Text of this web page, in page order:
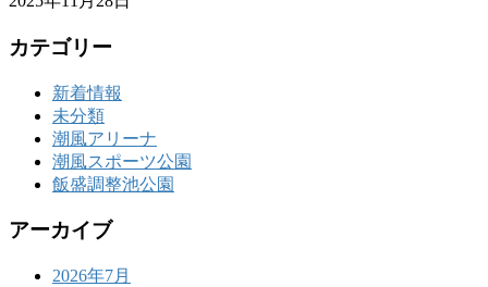
カテゴリー
新着情報
未分類
潮風アリーナ
潮風スポーツ公園
飯盛調整池公園
アーカイブ
2026年7月